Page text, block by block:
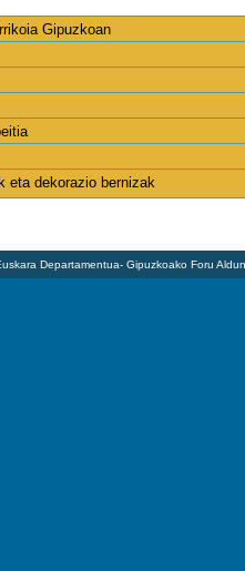
Gipuzkoan
eta dekorazio bernizak
Departamentua- Gipuzkoako Foru